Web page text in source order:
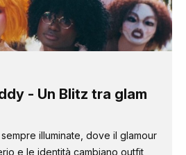
- Un Blitz tra glam
illuminate, dove il glamour
e le identità cambiano outfit